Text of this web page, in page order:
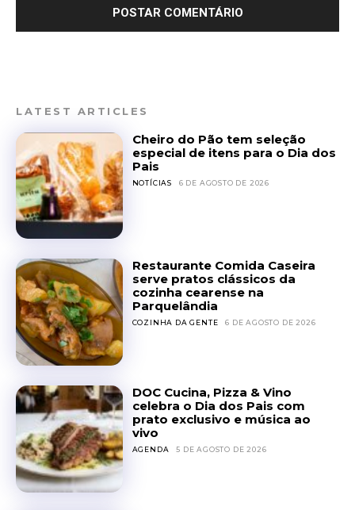
LATEST ARTICLES
Cheiro do Pão tem seleção
especial de itens para o Dia dos
Pais
NOTÍCIAS 6 DE AGOSTO DE 2026
Restaurante Comida Caseira
serve pratos clássicos da
cozinha cearense na
Parquelândia
COZINHA DA GENTE 6 DE AGOSTO DE 2026
DOC Cucina, Pizza & Vino
celebra o Dia dos Pais com
prato exclusivo e música ao
vivo
AGENDA 5 DE AGOSTO DE 2026